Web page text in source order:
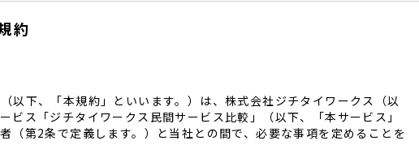
的の範囲内で利用を致します。
全に保つとともに、不正アクセス・紛失・破壊・改竄・漏洩等に対す
つ適切な措置を講じます。
メントシステムを定め、組織体制を整備し、役員及び従業員に徹底致
約
以下、「本規約」といいます。）は、株式会社ジチタイワークス（以
ス「ジチタイワークス民間サービス比較」（以下、「本サービス」
（第2条で定義します。）と当社との間で、必要な事項を定めることを